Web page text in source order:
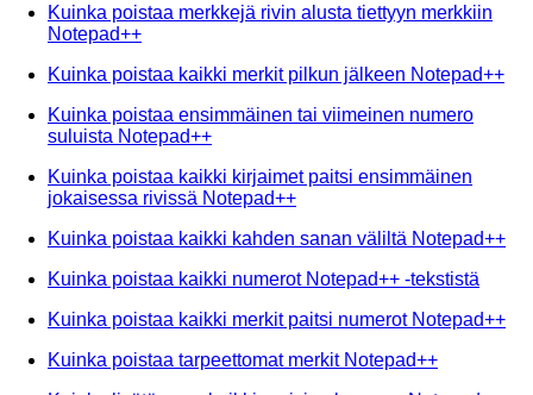
Kuinka poistaa merkkejä rivin alusta tiettyyn merkkiin
Notepad++
Kuinka poistaa kaikki merkit pilkun jälkeen Notepad++
Kuinka poistaa ensimmäinen tai viimeinen numero
suluista Notepad++
Kuinka poistaa kaikki kirjaimet paitsi ensimmäinen
jokaisessa rivissä Notepad++
Kuinka poistaa kaikki kahden sanan väliltä Notepad++
Kuinka poistaa kaikki numerot Notepad++ -tekstistä
Kuinka poistaa kaikki merkit paitsi numerot Notepad++
Kuinka poistaa tarpeettomat merkit Notepad++